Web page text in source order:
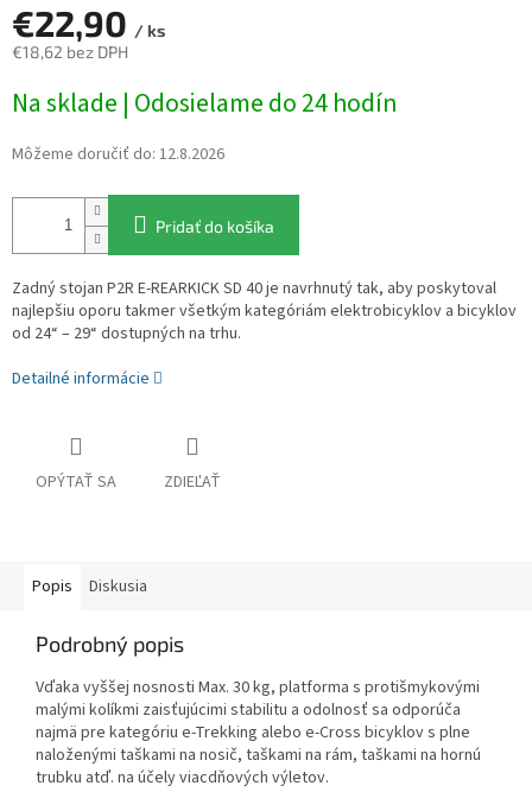
€22,90 / ks
€18,62 bez DPH
cena:
Na sklade | Odosielame do 24 hodín
Môžeme doručiť do: 12.8.2026
Pridať do košíka
Zadný stojan P2R E-REARKICK SD 40 je navrhnutý tak, aby poskytoval
najlepšiu oporu takmer všetkým kategóriám elektrobicyklov a bicyklov
od 24“ – 29“ dostupných na trhu.
Detailné informácie
OPÝTAŤ SA ZDIEĽAŤ
Popis Diskusia
Podrobný popis
Vďaka vyššej nosnosti Max. 30 kg, platforma s protišmykovými
malými kolíkmi zaisťujúcimi stabilitu a odolnosť sa odporúča
najmä pre kategóriu e-Trekking alebo e-Cross bicyklov s plne
naloženými taškami na nosič, taškami na rám, taškami na hornú
trubku atď. na účely viacdňových výletov.